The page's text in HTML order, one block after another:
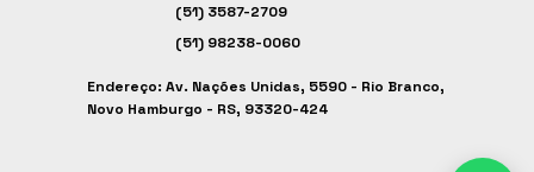
(51) 3587-2709
(51) 98238-0060
Endereço: Av. Nações Unidas, 5590 - Rio Branco,
Novo Hamburgo - RS, 93320-424